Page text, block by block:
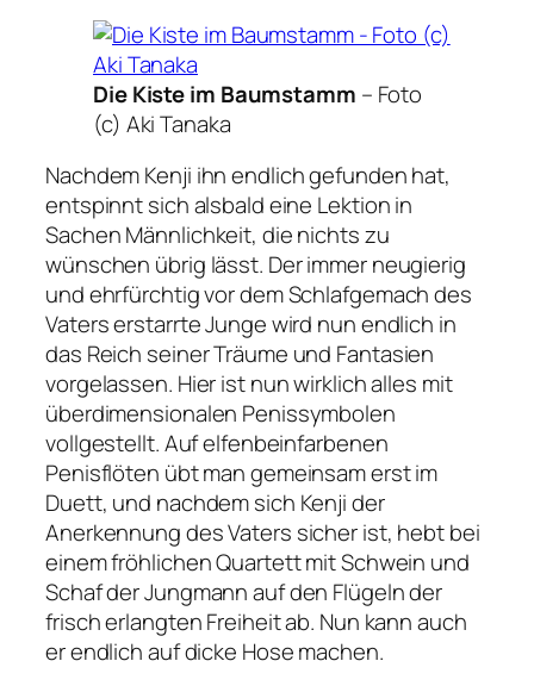
Die Kiste im Baumstamm – Foto
(c) Aki Tanaka
Nachdem Kenji ihn endlich gefunden hat,
entspinnt sich alsbald eine Lektion in
Sachen Männlichkeit, die nichts zu
wünschen übrig lässt. Der immer neugierig
und ehrfürchtig vor dem Schlafgemach des
Vaters erstarrte Junge wird nun endlich in
das Reich seiner Träume und Fantasien
vorgelassen. Hier ist nun wirklich alles mit
überdimensionalen Penissymbolen
vollgestellt. Auf elfenbeinfarbenen
Penisflöten übt man gemeinsam erst im
Duett, und nachdem sich Kenji der
Anerkennung des Vaters sicher ist, hebt bei
einem fröhlichen Quartett mit Schwein und
Schaf der Jungmann auf den Flügeln der
frisch erlangten Freiheit ab. Nun kann auch
er endlich auf dicke Hose machen.